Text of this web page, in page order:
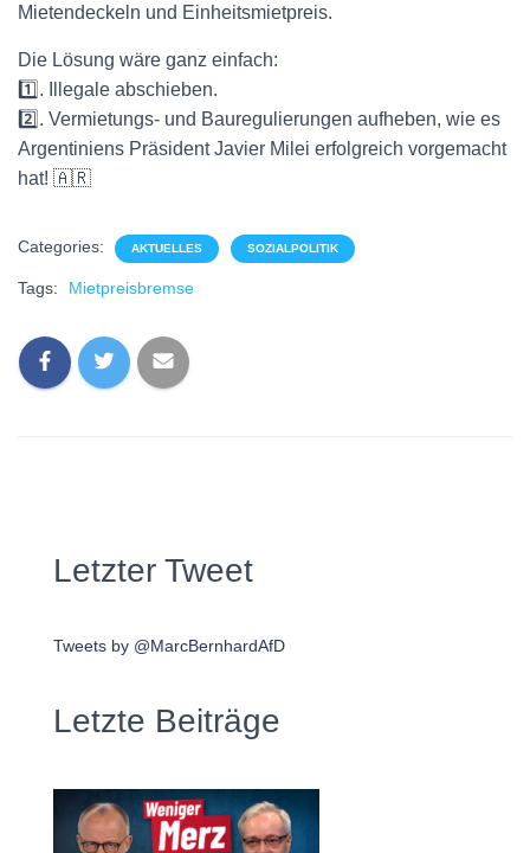
Mietendeckeln und Einheitsmietpreis.
Die Lösung wäre ganz einfach:
1️⃣. Illegale abschieben.
2️⃣. Vermietungs- und Bauregulierungen aufheben, wie es
Argentiniens Präsident Javier Milei erfolgreich vorgemacht
hat! 🇦🇷
Categories: AKTUELLES SOZIALPOLITIK
Tags: Mietpreisbremse
Letzter Tweet
Tweets by @MarcBernhardAfD
Letzte Beiträge